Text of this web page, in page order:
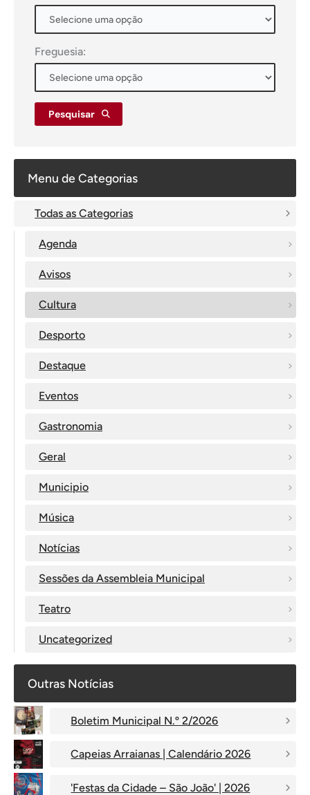
Freguesia:
Pesquisar
Menu de Categorias
Todas as Categorias
Agenda
Avisos
Cultura
Desporto
Destaque
Eventos
Gastronomia
Geral
Municipio
Música
Notícias
Sessões da Assembleia Municipal
Teatro
Uncategorized
Outras Notícias
Boletim Municipal N.º 2/2026
Capeias Arraianas | Calendário 2026
'Festas da Cidade – São João' | 2026